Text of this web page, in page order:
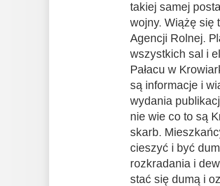
takiej samej
wojny. Wiążę się
Agencji Rolnej.
wszystkich sal i
Pałacu w
są informacje i
wydania
nie wie co to są
skarb.
cieszyć i być
rozkradania i
stać się dumą i